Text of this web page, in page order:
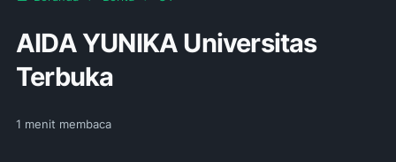
AIDA YUNIKA Universitas
Terbuka
1 menit membaca